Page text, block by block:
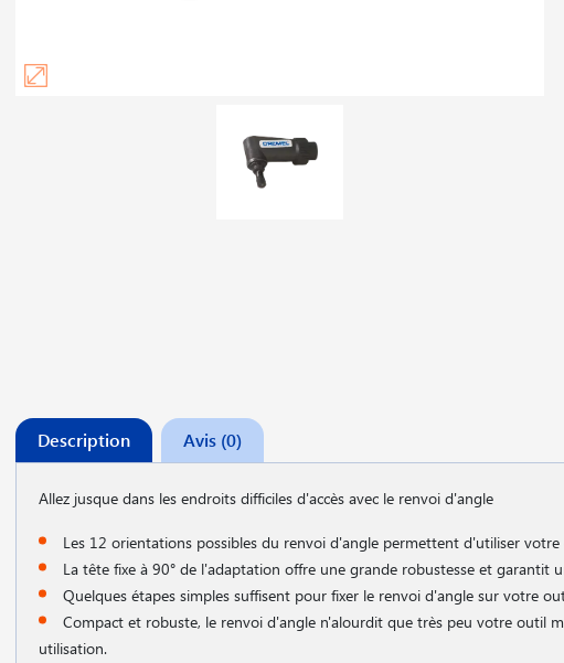
Description Avis (0)
Allez jusque dans les endroits difficiles d'accès avec le renvoi d'angle
Les 12 orientations possibles du renvoi d'angle permettent d'utiliser
La tête fixe à 90° de l'adaptation offre une grande robustesse et garantit
Quelques étapes simples suffisent pour fixer le renvoi d'angle sur votre
Compact et robuste, le renvoi d'angle n'alourdit que très peu votre outil
utilisation.